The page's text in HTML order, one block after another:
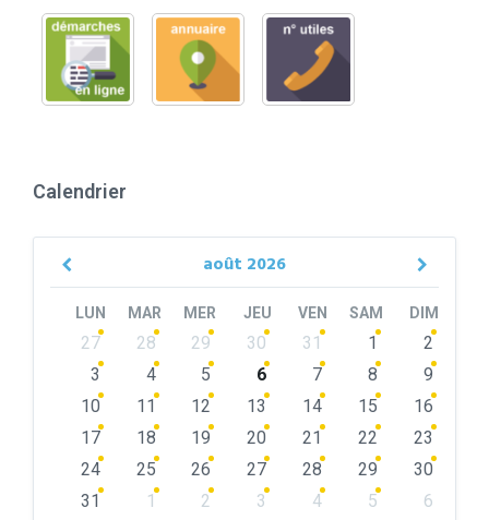
Calendrier
août 2026
Previous
LUN MAR MER JEU VEN SAM DIM
Skip
calendar
27 28 29 30 31 1
2
3
4 5 6 7 8
9
10
11 12 13 14 15
16
17
18 19 20 21 22
23
24
25 26 27 28 29
30
31
1 2 3 4 5
6